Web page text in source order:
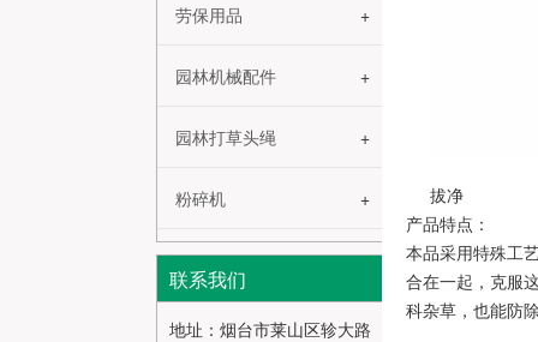
劳保用品
园林机械配件
园林打草头绳
粉碎机
联系我们
地址：烟台市莱山区轸大路
拔净
产品特点：
本品采用特殊工
合在一起，克服
科杂草，也能防